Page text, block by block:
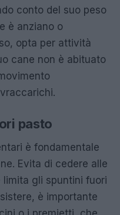
conto del suo peso
è anziano o
opta per attività
cane non è abituato
pasto
è fondamentale
Evita di cedere alle
gli spuntini fuori
è importante